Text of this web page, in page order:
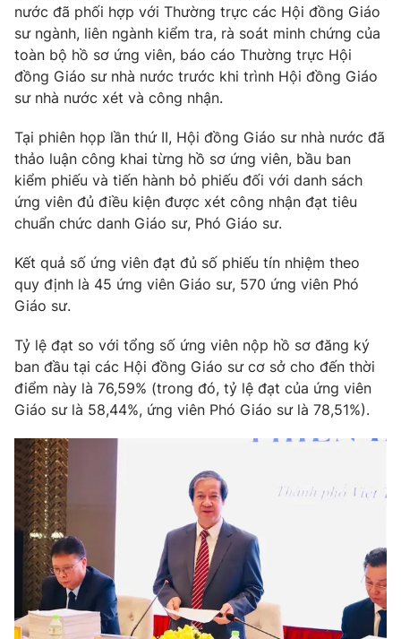
VTV Sức khoẻ Bất động sản
Thị trường 24h Tấm lòng Việt
VTV9 VTV8
Liên hệ tòa soạn English
Theo dõi báo trên
Cơ quan chủ quản:
Cơ quan báo chí:
Thời báo VTV
Giấy phép hoạt động báo in và báo điện tử số 483/GP-BTTTT
cấp ngày 29/12/2023
Tổng Biên tập:
Vũ Thanh Thủy
Phó Tổng Biên tập:
Nguyễn Thị Mỹ Hạnh, Phạm Quốc Thắng,
Nguyễn Trọng Ninh
Tổng đài VTV: 024.38 355 931 - 024.38 355 932
nước đã phối hợp với Thường trực các Hội đồng Giáo
sư ngành, liên ngành kiểm tra, rà soát minh chứng của
toàn bộ hồ sơ ứng viên, báo cáo Thường trực Hội
đồng Giáo sư nhà nước trước khi trình Hội đồng Giáo
sư nhà nước xét và công nhận.
Tại phiên họp lần thứ II, Hội đồng Giáo sư nhà nước đã
thảo luận công khai từng hồ sơ ứng viên, bầu ban
kiểm phiếu và tiến hành bỏ phiếu đối với danh sách
ứng viên đủ điều kiện được xét công nhận đạt tiêu
chuẩn chức danh Giáo sư, Phó Giáo sư.
Kết quả số ứng viên đạt đủ số phiếu tín nhiệm theo
quy định là 45 ứng viên Giáo sư, 570 ứng viên Phó
Giáo sư.
Tỷ lệ đạt so với tổng số ứng viên nộp hồ sơ đăng ký
ban đầu tại các Hội đồng Giáo sư cơ sở cho đến thời
điểm này là 76,59% (trong đó, tỷ lệ đạt của ứng viên
Giáo sư là 58,44%, ứng viên Phó Giáo sư là 78,51%).